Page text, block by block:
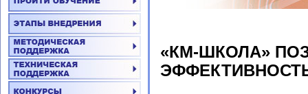
«КМ-ШКОЛА»